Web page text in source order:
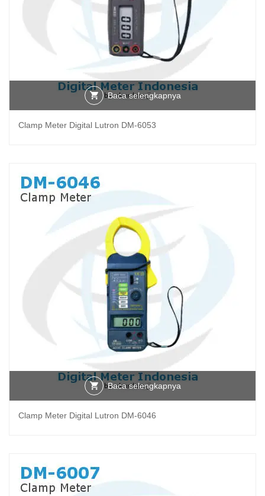
Baca selengkapnya
Clamp Meter Digital Lutron DM-6053
Baca selengkapnya
Clamp Meter Digital Lutron DM-6046